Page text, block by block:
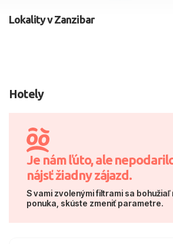
2 dospelí, 0 deti
Lokality v Zanzibar
Hotely
Je nám ľúto, ale
nájsť žiadny zájazd.
S vami zvolenými filtrami sa bohužiaľ
ponuka, skúste zmeniť parametre.